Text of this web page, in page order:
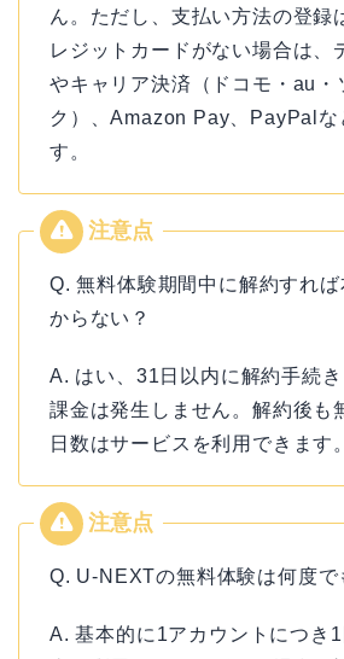
ん。ただし、支払い方法の登録
レジットカードがない場合は、
やキャリア決済（ドコモ・au・
ク）、Amazon Pay、PayPalな
す。
Q. 無料体験期間中に解約すれ
からない？
A. はい、31日以内に解約手続き
課金は発生しません。解約後も
日数はサービスを利用できます。
Q. U-NEXTの無料体験は何度で
A. 基本的に1アカウントにつき